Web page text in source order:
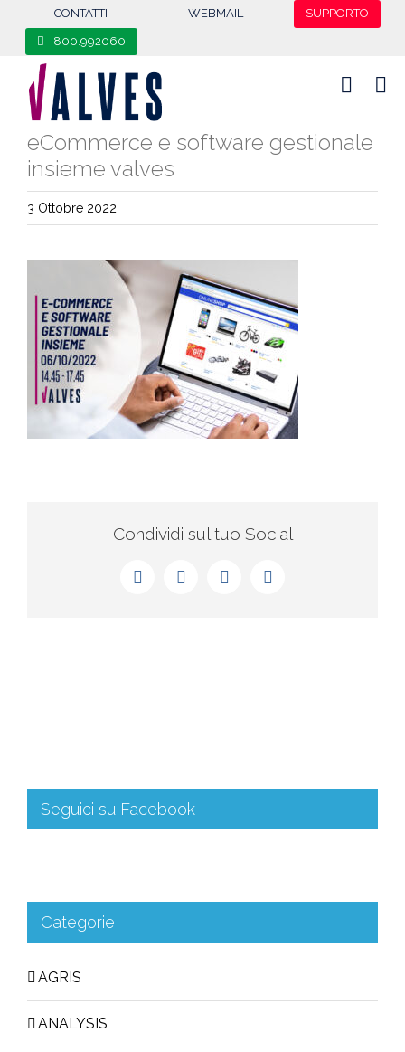
CONTATTI WEBMAIL SUPPORTO
800.992060
eCommerce e software gestionale
insieme valves
3 Ottobre 2022
Condividi sul tuo Social
Seguici su Facebook
Categorie
AGRIS
ANALYSIS